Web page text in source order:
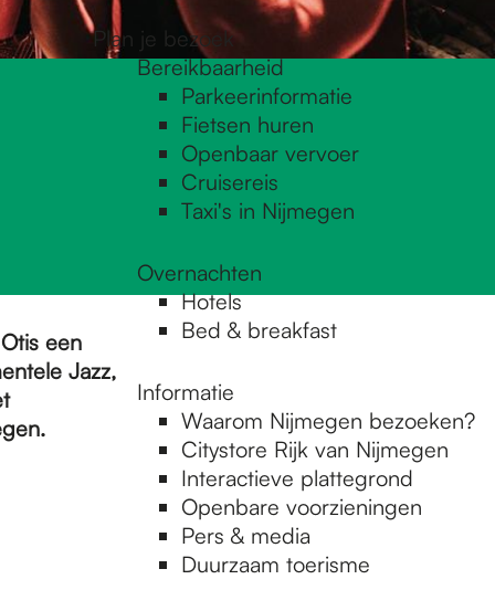
Plan je bezoek
Bereikbaarheid
Parkeerinformatie
Fietsen huren
Openbaar vervoer
Cruisereis
Taxi's in Nijmegen
Overnachten
Hotels
Bed & breakfast
Informatie
Waarom Nijmegen bezoeken?
Citystore Rijk van Nijmegen
Interactieve plattegrond
Openbare voorzieningen
Pers & media
Duurzaam toerisme
een
Jazz,